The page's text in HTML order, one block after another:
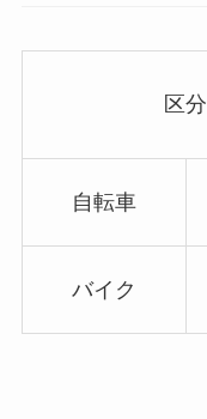
区分
自転車
バイク